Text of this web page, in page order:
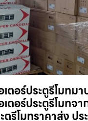
ตอร์ประตูรีโมทม
ตอร์ประตูรีโมทจา
ตูรีโมทราคาส่ง ปร